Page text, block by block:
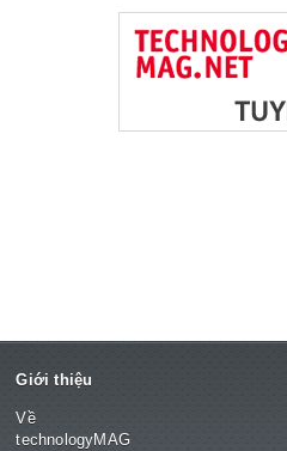
Giới thiệu
Về
technologyMAG